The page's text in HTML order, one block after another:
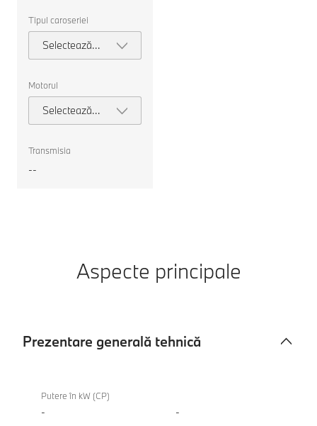
o
mașină
pentru
comparație.
Tipul caroseriei
Selectează
tipul
Motorul
Selectează
motorul
Transmisia
--
Aspecte principale
Prezentare generală tehnică
generală
tehnică
Putere în kW (CP)
- -